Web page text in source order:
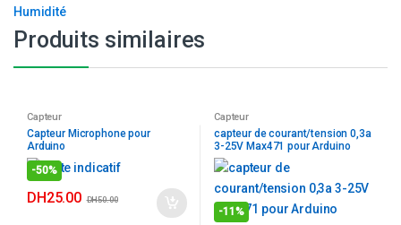
Humidité
Produits similaires
Capteur
Capteur Microphone pour
Arduino
-50%
DH25.00 DH50.00
Capteur
capteur de courant/tension 0,3a
3-25V Max471 pour Arduino
-11%